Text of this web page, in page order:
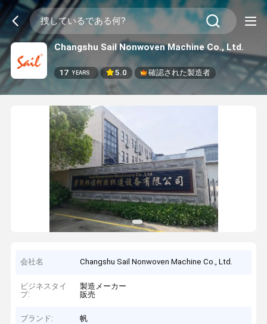
Changshu Sail Nonwoven Machine Co., Ltd.
17 YEARS 5.0 確認された製造者
会社名 Changshu Sail Nonwoven Machine Co., Ltd.
ビジネスタイ
プ:
製造メーカー
販売
ブランド: 帆